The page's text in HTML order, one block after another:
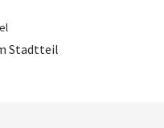
Stadtteil